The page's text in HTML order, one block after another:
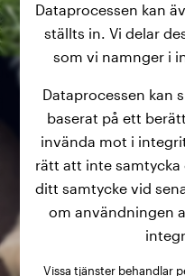
Dataprocessen kan
ställts in. Vi delar
som vi namnger i
Dataprocessen kan
baserat på ett
invända mot i
rätt att inte samtycka
ditt samtycke vid
om användningen
Vissa tjänster behandlar